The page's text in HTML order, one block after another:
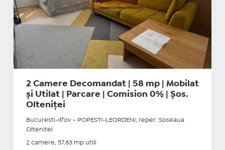
2 Camere Decomandat | 58 mp | Mobilat
și Utilat | Parcare | Comision 0% | Șos.
Olteniței
Bucuresti-Ilfov - POPESTI-LEORDENI, reper: Soseaua
Oltenitei
2 camere, 57.83 mp utili